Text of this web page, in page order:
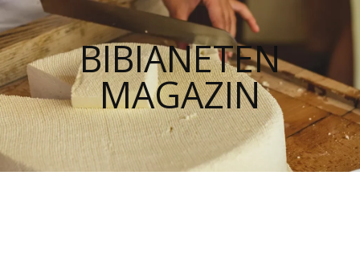
BIBIANETEN
MAGAZIN